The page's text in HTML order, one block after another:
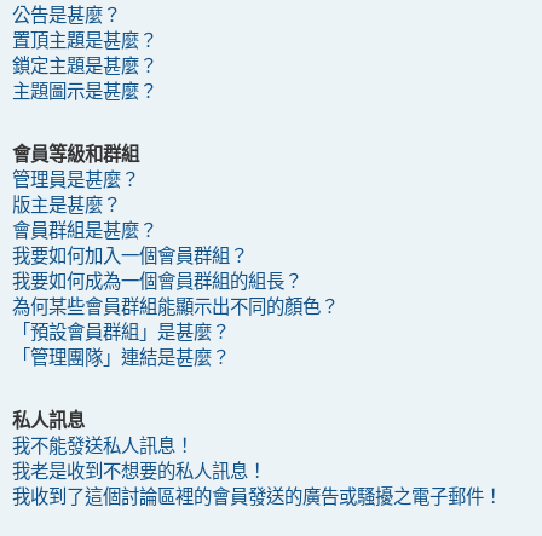
公告是甚麼？
置頂主題是甚麼？
鎖定主題是甚麼？
主題圖示是甚麼？
會員等級和群組
管理員是甚麼？
版主是甚麼？
會員群組是甚麼？
我要如何加入一個會員群組？
我要如何成為一個會員群組的組長？
為何某些會員群組能顯示出不同的顏色？
「預設會員群組」是甚麼？
「管理團隊」連結是甚麼？
私人訊息
我不能發送私人訊息！
我老是收到不想要的私人訊息！
我收到了這個討論區裡的會員發送的廣告或騷擾之電子郵件！